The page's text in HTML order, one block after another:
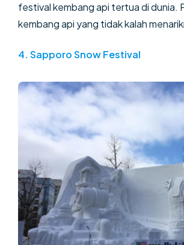
festival kembang api tertua di dunia.
kembang api yang tidak kalah
4. Sapporo Snow Festival